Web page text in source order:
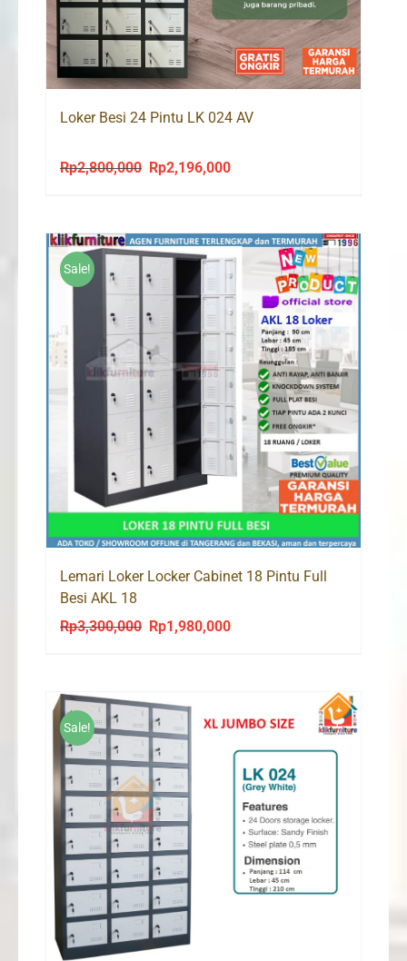
Loker Besi 24 Pintu LK 024 AV
Rp2,800,000
Original
Rp2,800,000.
Rp2,196,000Current
Rp2,196,000.
Sale!
Lemari Loker Locker Cabinet 18 Pintu Full
Besi AKL 18
Rp3,300,000
Original
Rp3,300,000.
Rp1,980,000Current
Sale!